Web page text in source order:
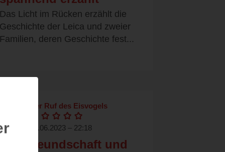
Das Licht im Rücken erzählt die
Geschichte der Leica und zweier
Familien, deren Geschichte fest...
Der Ruf des Eisvogels
09.06.2023 – 22:18
Von Freundschaft und